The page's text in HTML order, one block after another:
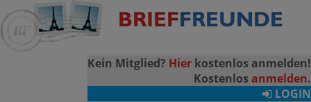
Kein Mitglied? Hier kostenlos anmelden!
Kostenlos anmelden.
LOGIN